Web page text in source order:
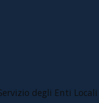
degli Enti Locali